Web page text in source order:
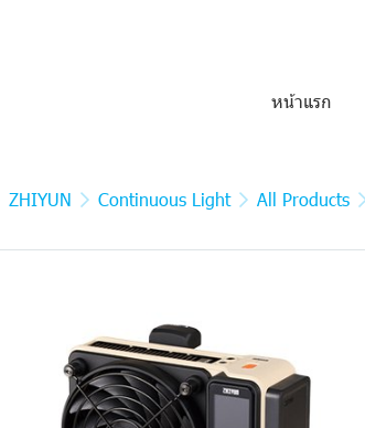
หน้าแรก
ZHIYUN Continuous Light All Products